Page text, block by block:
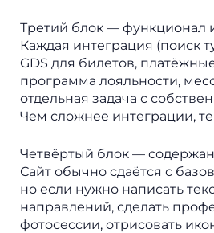
Третий блок — функционал
Каждая интеграция (поиск
GDS для билетов,
программа лояльности,
отдельная задача с
Чем сложнее интеграции,
Четвёртый блок —
Сайт обычно сдаётся с
но если нужно написать
направлений, сделать
фотосессии, отрисовать